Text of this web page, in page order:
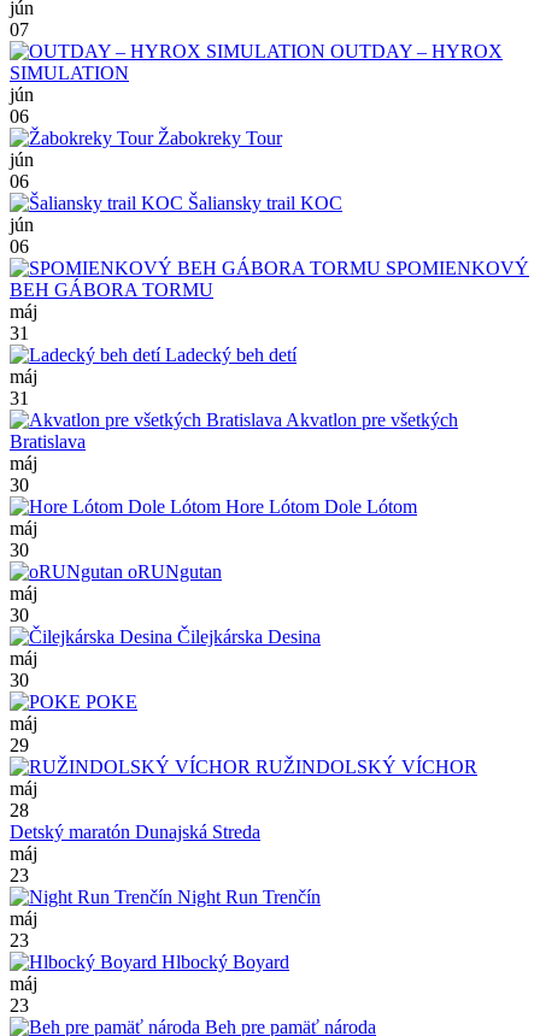
jún
07
OUTDAY – HYROX
SIMULATION
jún
06
Žabokreky Tour
jún
06
Šaliansky trail KOC
jún
06
SPOMIENKOVÝ
BEH GÁBORA TORMU
máj
31
Ladecký beh detí
máj
31
Akvatlon pre všetkých
Bratislava
máj
30
Hore Lótom Dole Lótom
máj
30
oRUNgutan
máj
30
Čilejkárska Desina
máj
30
POKE
máj
29
RUŽINDOLSKÝ VÍCHOR
máj
28
Detský maratón Dunajská Streda
máj
23
Night Run Trenčín
máj
23
Hlbocký Boyard
máj
23
Beh pre pamäť národa